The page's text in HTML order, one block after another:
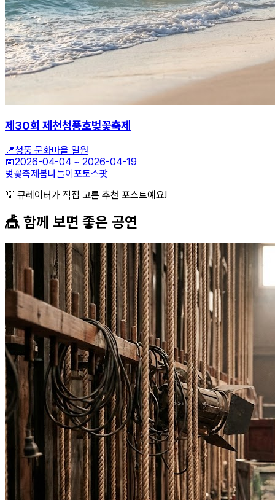
제30회 제천청풍호벚꽃축제
📍청풍 문화마을 일원
📅2026-04-04 ~ 2026-04-19
벚꽃축제봄나들이 포토스팟
💡 큐레이터가 직접 고른 추천 포스트예요!
🎪 함께 보면 좋은 공연